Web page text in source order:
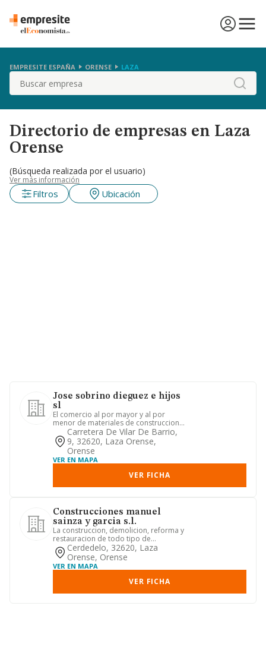
EMPRESITE ESPAÑA ORENSE LAZA
Buscar
Directorio de empresas en Laza
Orense
(Búsqueda realizada por el usuario)
Ver más información
Filtros Ubicación
Jose sobrino dieguez e hijos
sl
El comercio al por mayor y al por
menor de materiales de construccion,
vidrio y articulos de instal...
Carretera De Vilar De Barrio,
9, 32620, Laza Orense,
Orense
VER EN MAPA
VER FICHA
Construcciones manuel
sainza y garcia s.l.
La construccion, demolicion, reforma y
restauracion de todo tipo de
edificaciones publicas y privad...
Cerdedelo, 32620, Laza
Orense, Orense
VER EN MAPA
VER FICHA